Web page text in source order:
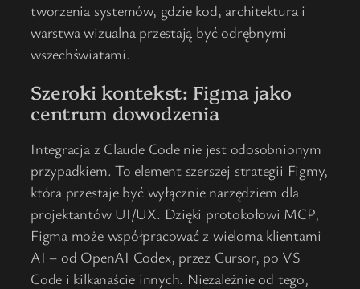
tworzenia systemów, gdzie kod, architektura i
warstwa wizualna przestają być odrębnymi
wszechświatami.
Szeroki kontekst: Figma jako
centrum dowodzenia
Integracja z Claude Code nie jest odosobnionym
przypadkiem. To element szerszej strategii Figmy,
która przestaje być wyłącznie narzędziem dla
projektantów UI/UX. Dzięki protokołowi MCP,
Figma może współpracować z wieloma klientami
AI – od OpenAI Codex, przez Cursor, po VS
Code i kilkanaście innych. Niezależnie od tego,